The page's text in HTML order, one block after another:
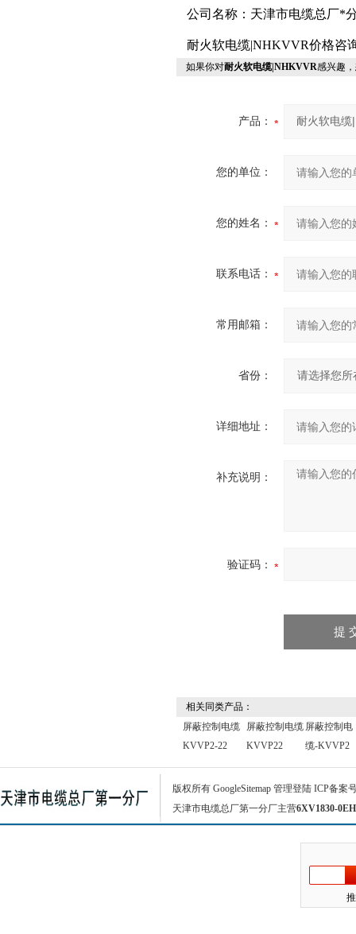
公司名称：天津市电缆总厂*
耐火软电缆|NHKVVR价格咨
如果你对耐火软电缆|NHKVVR感兴趣
产品：
您的单位：
您的姓名：
联系电话：
常用邮箱：
省份：
详细地址：
补充说明：
验证码：
相关同类产品：
屏蔽控制电缆
KVVP2-22
屏蔽控制电缆
KVVP22
屏蔽控制电
缆-KVVP2
版权所有 GoogleSitemap 管理登陆 ICP备案
天津市电缆总厂第一分厂主营6XV1830-